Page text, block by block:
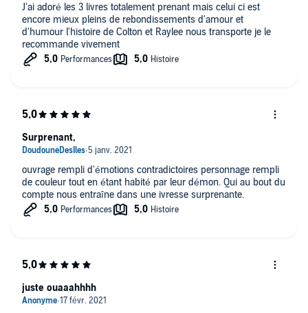
J'ai adoré les 3 livres totalement prenant mais celui ci est
encore mieux pleins de rebondissements d'amour et
d'humour l'histoire de Colton et Raylee nous transporte je le
recommande vivement
ouvrage rempli d'émotions contradictoires personnage rempli
de couleur tout en étant habité par leur démon. Qui au bout du
compte nous entraîne dans une ivresse surprenante.
Surprenant,
juste ouaaahhhh